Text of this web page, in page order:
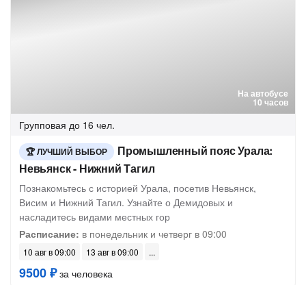
На автобусе
10 часов
Групповая до 16 чел.
ЛУЧШИЙ ВЫБОР
Промышленный пояс Урала:
Невьянск - Нижний Тагил
Познакомьтесь с историей Урала, посетив Невьянск,
Висим и Нижний Тагил. Узнайте о Демидовых и
насладитесь видами местных гор
Расписание: в понедельник и четверг в 09:00
10 авг в 09:00 13 авг в 09:00
9500 ₽за человека